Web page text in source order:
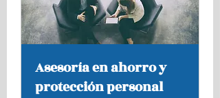
Asesoría en ahorro y
protección personal